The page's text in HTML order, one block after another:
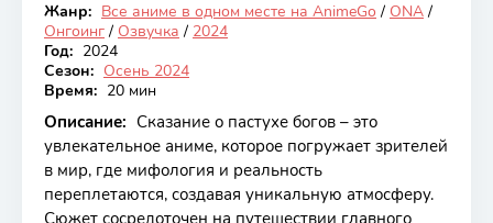
Онгоинг
Жанр: Все аниме в одном месте на AnimeGo / ONA /
Онгоинг / Озвучка / 2024
Год: 2024
Сезон: Осень 2024
Время: 20 мин
Описание: Сказание о пастухе богов – это
увлекательное аниме, которое погружает зрителей
в мир, где мифология и реальность
переплетаются, создавая уникальную атмосферу.
Сюжет сосредоточен на путешествии главного